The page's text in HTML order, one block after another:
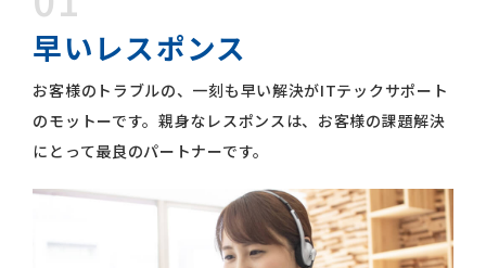
早いレスポンス
お客様のトラブルの、一刻も早い解決がITテックサポート
のモットーです。親身なレスポンスは、お客様の課題解決
にとって最良のパートナーです。